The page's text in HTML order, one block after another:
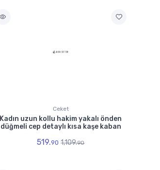
Ceket
Kadın uzun kollu hakim yakalı önden
düğmeli cep detaylı kısa kaşe kaban
519.90 1,109.90